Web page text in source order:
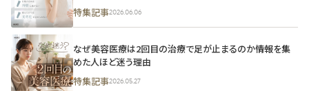
特集記事2026.06.06
なぜ美容医療は2回目の治療で足が止まるのか――情報を集
めた人ほど迷う理由
特集記事2026.05.27